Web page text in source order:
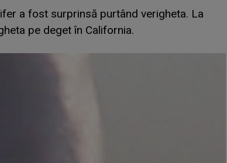
a fost surprinsă purtând verigheta. La
pe deget în California.